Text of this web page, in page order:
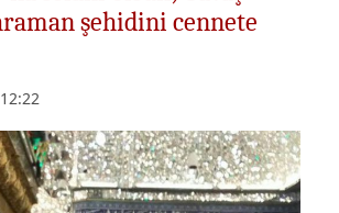
şehidini cennete